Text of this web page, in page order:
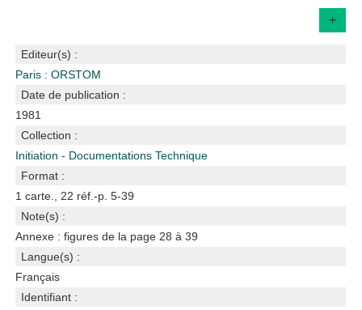
+
Editeur(s) :
Paris : ORSTOM
Date de publication :
1981
Collection :
Initiation - Documentations Technique
Format :
1 carte., 22 réf.-p. 5-39
Note(s) :
Annexe : figures de la page 28 à 39
Langue(s) :
Français
Identifiant :